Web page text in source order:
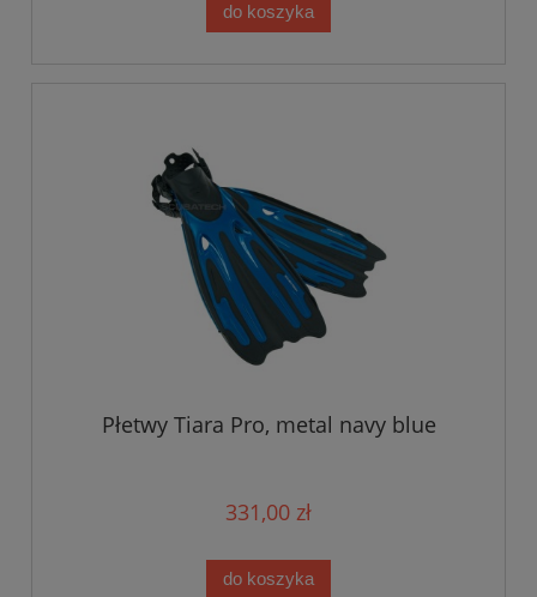
do koszyka
Płetwy Tiara Pro, metal navy blue
331,00 zł
do koszyka